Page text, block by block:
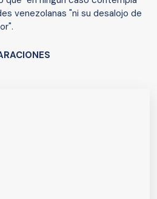
venezolanas "ni su desalojo de